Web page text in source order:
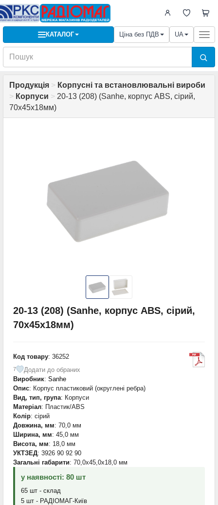
КАТАЛОГ Ціна без ПДВ UA
Продукція > Корпусні та встановлювальні вироби
> Корпуси > 20-13 (208) (Sanhe, корпус ABS, сірий,
70х45х18мм)
20-13 (208) (Sanhe, корпус ABS, сірий,
70х45х18мм)
Код товару: 36252
7
Додати до обраних
Виробник: Sanhe
Опис: Корпус пластиковий (округлені ребра)
Вид, тип, група: Корпуси
Матеріал: Пластик/ABS
Колір: сірий
Довжина, мм: 70,0 мм
Ширина, мм: 45,0 мм
Висота, мм: 18,0 мм
УКТЗЕД: 3926 90 92 90
Загальні габарити: 70,0x45,0x18,0 мм
у наявності: 80 шт
65 шт - склад
5 шт - РАДІОМАГ-Київ